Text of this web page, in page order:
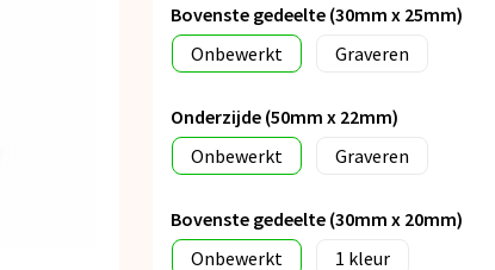
Bovenste gedeelte (30mm x 25mm)
Onbewerkt
Graveren
Onderzijde (50mm x 22mm)
Onbewerkt
Graveren
Bovenste gedeelte (30mm x 20mm)
Onbewerkt
1